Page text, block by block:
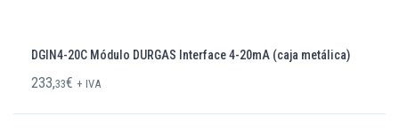
DGIN4-20C Módulo DURGAS Interface 4-20mA (caja metálica)
233,33€ + IVA